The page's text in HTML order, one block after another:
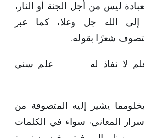
ليس من أجل الجنة أو النار،
الله جل وعلا، كما عبر
شعرًا بقوله.
علم لا نفاذ له علم سني
يشير إليه المتصوفة من
المعاني، سواء في الكلمات